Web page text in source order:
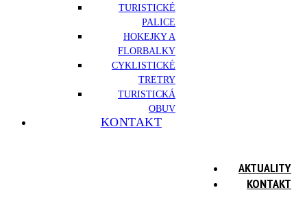
TURISTICKÉ
PALICE
HOKEJKY A
FLORBALKY
CYKLISTICKÉ
TRETRY
TURISTICKÁ
OBUV
KONTAKT
AKTUALITY
KONTAKT